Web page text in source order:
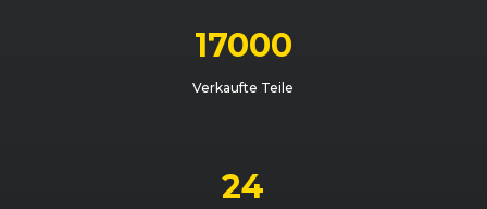
17000
Verkaufte Teile
24